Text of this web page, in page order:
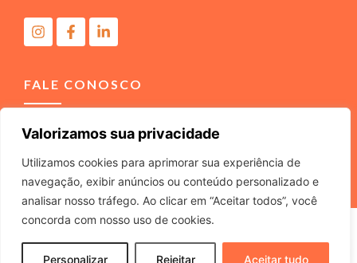
Valorizamos sua privacidade
Utilizamos cookies para aprimorar sua experiência de
navegação, exibir anúncios ou conteúdo personalizado e
analisar nosso tráfego. Ao clicar em “Aceitar todos”, você
concorda com nosso uso de cookies.
Personalizar Rejeitar Aceitar tudo
FALE CONOSCO
(11) 4040-3666 contato@m2comunicacao.com.br
M2 COMUNICACAO JURIDICA LTDA – ME – CNPJ
22.040.734/0001-37 – Rua Tabajaras, 439 – Tel. (11) 4040-